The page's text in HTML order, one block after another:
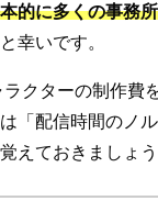
的に多くの事務
幸いです。
クターの制作費
「配信時間のノ
えておきましょう